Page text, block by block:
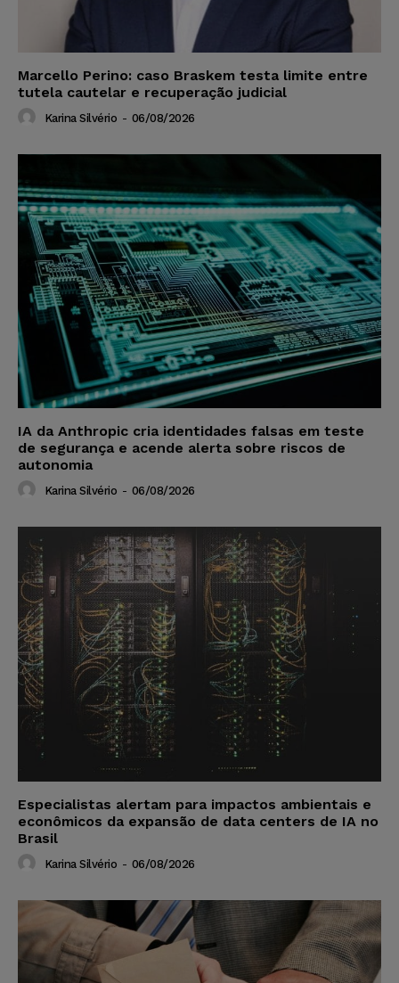
Marcello Perino: caso Braskem testa limite entre
tutela cautelar e recuperação judicial
Karina Silvério - 06/08/2026
IA da Anthropic cria identidades falsas em teste
de segurança e acende alerta sobre riscos de
autonomia
Karina Silvério - 06/08/2026
Especialistas alertam para impactos ambientais e
econômicos da expansão de data centers de IA no
Brasil
Karina Silvério - 06/08/2026